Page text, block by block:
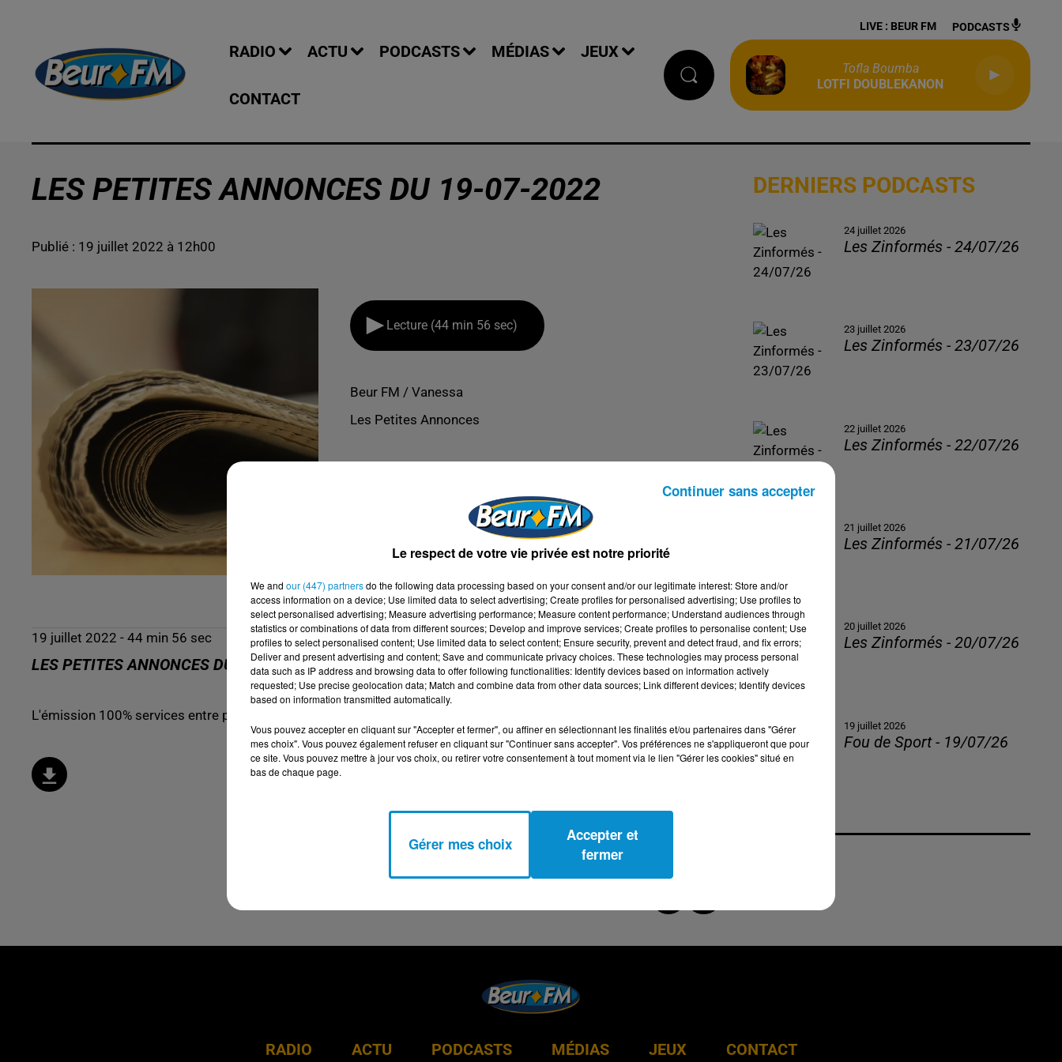
RADIO ACTU PODCASTS MÉDIAS JEUX
CONTACT
LIVE : BEUR FM PODCASTS
Tofla Boumba
LOTFI DOUBLEKANON
LES PETITES ANNONCES DU 19-07-2022
Publié : 19 juillet 2022 à 12h00
Lecture (44 min 56 sec)
Beur FM / Vanessa
Les Petites Annonces
19 juillet 2022 - 44 min 56 sec
LES PETITES ANNONCES DU 19-07-2022
L'émission 100% services entre particuliers !
DERNIERS PODCASTS
24 juillet 2026
Les Zinformés - 24/07/26
23 juillet 2026
Les Zinformés - 23/07/26
22 juillet 2026
Les Zinformés - 22/07/26
21 juillet 2026
Les Zinformés - 21/07/26
20 juillet 2026
Les Zinformés - 20/07/26
19 juillet 2026
Fou de Sport - 19/07/26
RADIO ACTU PODCASTS MÉDIAS JEUX CONTACT
Le respect de votre vie privée est notre priorité
We and our (447) partnersdo the following data processing based on your consent and/or our legitimate interest: Store and/or
access information on a device; Use limited data to select advertising; Create profiles for personalised advertising; Use profiles to
select personalised advertising; Measure advertising performance; Measure content performance; Understand audiences through
statistics or combinations of data from different sources; Develop and improve services; Create profiles to personalise content; Use
profiles to select personalised content; Use limited data to select content; Ensure security, prevent and detect fraud, and fix errors;
Deliver and present advertising and content; Save and communicate privacy choices. These technologies may process personal
data such as IP address and browsing data to offer following functionalities: Identify devices based on information actively
requested; Use precise geolocation data; Match and combine data from other data sources; Link different devices; Identify devices
based on information transmitted automatically.
Vous pouvez accepter en cliquant sur "Accepter et fermer", ou affiner en sélectionnant les finalités et/ou partenaires dans "Gérer
mes choix". Vous pouvez également refuser en cliquant sur "Continuer sans accepter". Vos préférences ne s'appliqueront que pour
ce site. Vous pouvez mettre à jour vos choix, ou retirer votre consentement à tout moment via le lien "Gérer les cookies" situé en
bas de chaque page.
Gérer mes choix
Accepter et
fermer
Continuer sans accepter